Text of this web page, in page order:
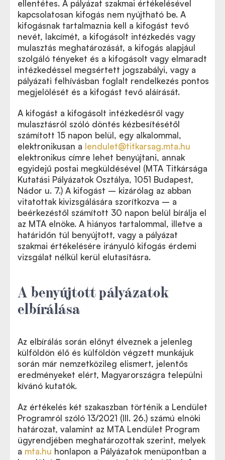
ellentétes. A pályázat szakmai értékelésével
kapcsolatosan kifogás nem nyújtható be. A
kifogásnak tartalmaznia kell a kifogást tevő
nevét, lakcímét, a kifogásolt intézkedés vagy
mulasztás meghatározását, a kifogás alapjául
szolgáló tényeket és a kifogásolt vagy elmaradt
intézkedéssel megsértett jogszabályi, vagy a
pályázati felhívásban foglalt rendelkezés pontos
megjelölését és a kifogást tevő aláírását.
A kifogást a kifogásolt intézkedésről vagy
mulasztásról szóló döntés kézbesítésétől
számított 15 napon belül, egy alkalommal,
elektronikusan a lendulet@titkarsag.mta.hu
elektronikus címre lehet benyújtani, annak
egyidejű postai megküldésével (MTA Titkársága
Kutatási Pályázatok Osztálya, 1051 Budapest,
Nádor u. 7.) A kifogást – kizárólag az abban
vitatottak kivizsgálására szorítkozva – a
beérkezéstől számított 30 napon belül bírálja el
az MTA elnöke. A hiányos tartalommal, illetve a
határidőn túl benyújtott, vagy a pályázat
szakmai értékelésére irányuló kifogás érdemi
vizsgálat nélkül kerül elutasításra.
A benyújtott pályázatok
elbírálása
Az elbírálás során előnyt élveznek a jelenleg
külföldön élő és külföldön végzett munkájuk
során már nemzetközileg elismert, jelentős
eredményeket elért, Magyarországra települni
kívánó kutatók.
Az értékelés két szakaszban történik a Lendület
Programról szóló 13/2021 (III. 26.) számú elnöki
határozat, valamint az MTA Lendület Program
ügyrendjében meghatározottak szerint, melyek
a mta.hu honlapon a Pályázatok menüpontban a